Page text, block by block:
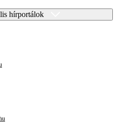
hírportálok